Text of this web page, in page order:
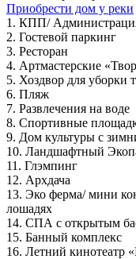
Приобрести дом у реки
1. КПП/
2. Гостевой паркинг
3. Ресторан
4. Артмастерские
5. Хоздвор для уборки
6. Пляж
7. Развлечения на воде
8. Спортивные
9. Дом культуры с
10. Ландшафтный
11. Глэмпинг
12. Архдача
13. Эко ферма/ мини
лошадях
14. СПА с открытым
15. Банный комплекс
16. Летний кинотеатр